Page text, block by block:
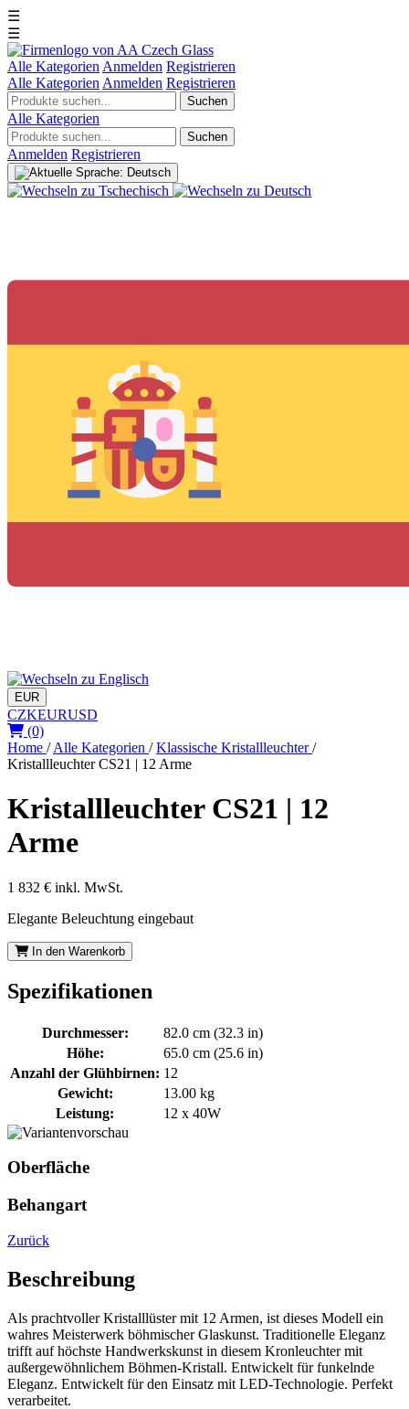
☰
☰
Alle Kategorien Anmelden Registrieren
Alle Kategorien Anmelden Registrieren
Suchen
Alle Kategorien
Suchen
Anmelden Registrieren
EUR
CZKEURUSD
(0)
Home / Alle Kategorien / Klassische Kristallleuchter/
Kristallleuchter CS21 | 12 Arme
Kristallleuchter CS21 | 12
Arme
1 832 € inkl. MwSt.
Elegante Beleuchtung eingebaut
In den Warenkorb
Spezifikationen
Durchmesser:
82.0 cm (32.3 in)
Höhe:
65.0 cm (25.6 in)
Anzahl der Glühbirnen: 12
Gewicht:
13.00 kg
Leistung:
12 x 40W
Oberfläche
Behangart
Zurück
Beschreibung
Als prachtvoller Kristalllüster mit 12 Armen, ist dieses Modell ein
wahres Meisterwerk böhmischer Glaskunst. Traditionelle Eleganz
trifft auf höchste Handwerkskunst in diesem Kronleuchter mit
außergewöhnlichem Böhmen-Kristall. Entwickelt für funkelnde
Eleganz. Entwickelt für den Einsatz mit LED-Technologie. Perfekt
verarbeitet.